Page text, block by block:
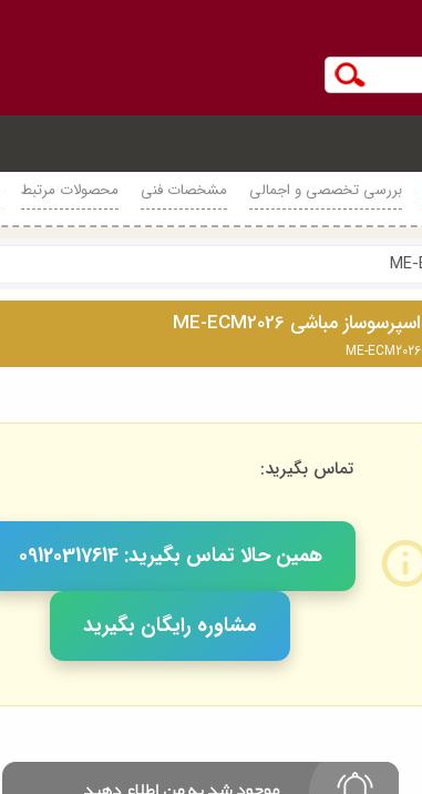
بررسی تخصصی و اجمالی مشخصات فنی محصولات مرتبط
اسپرسوساز مباشی ME-ECM2026
ME-ECM2026
تماس بگیرید:
همین حالا تماس بگیرید: 09120317614
مشاوره رایگان بگیرید